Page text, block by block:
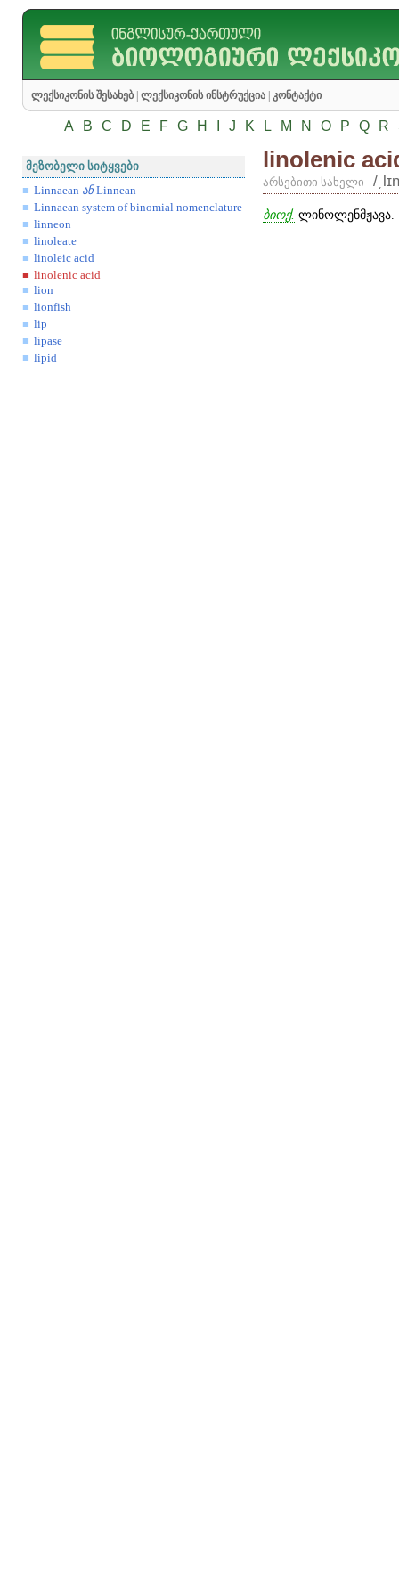
ლექსიკონის შესახებ ლექსიკონის ინსტრუქცია კონტაქტი
A B C D E F G H J K L M N O P Q R
მეზობელი სიტყვები
Linnaean ან Linnean
Linnaean system of binomial nomenclature
linneon
linoleate
linoleic acid
linolenic acid
lion
lionfish
lip
lipase
lipid
linolenic
არსებითი სახელი /
ბიოქ. ლინოლენმჟავა.